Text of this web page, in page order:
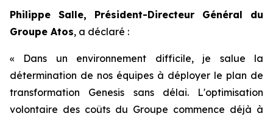
Philippe Salle, Président-Directeur Général du
Groupe Atos, a déclaré :
« Dans un environnement difficile, je salue la
détermination de nos équipes à déployer le plan de
transformation Genesis sans délai. L'optimisation
volontaire des coûts du Groupe commence déjà à